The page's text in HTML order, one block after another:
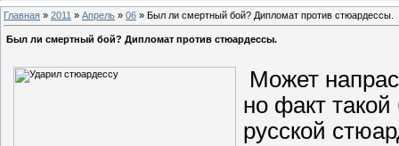
Главная » 2011 » Апрель » 06 » Был ли смертный бой? Дипломат против стюардессы.
Был ли смертный бой? Дипломат против стюардессы.
Может
но факт
русской